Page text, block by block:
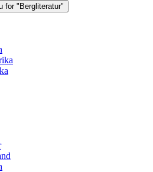
for "Bergliteratur"